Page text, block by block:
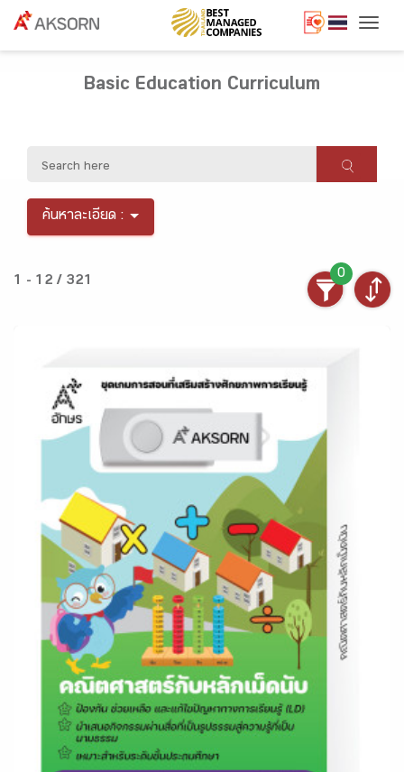
Basic Education Curriculum
ค้นหาละเอียด :
1 - 12 / 321
0